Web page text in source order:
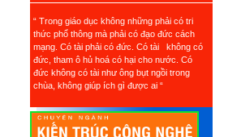
“ Trong giáo dục không những phải có tri
thức phổ thông mà phải có đạo đức cách
mạng. Có tài phải có đức. Có tài không có
đức, tham ô hủ hoá có hại cho nước. Có
đức không có tài như ông bụt ngồi trong
chùa, không giúp ích gì được ai “